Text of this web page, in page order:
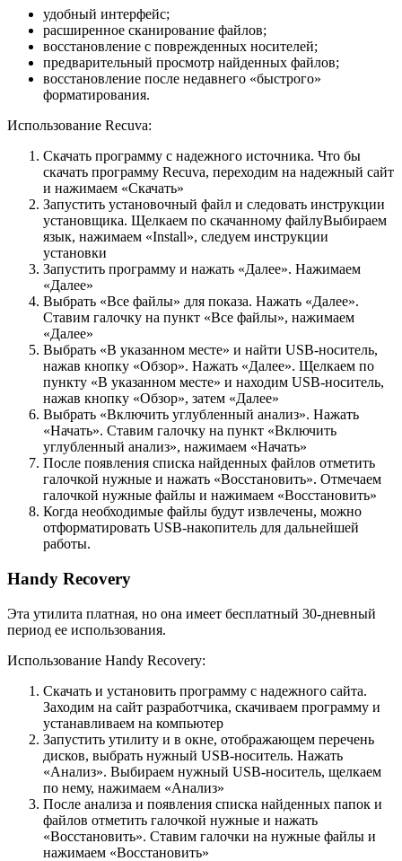
удобный интерфейс;
расширенное сканирование файлов;
восстановление с поврежденных носителей;
предварительный просмотр найденных файлов;
восстановление после недавнего «быстрого»
форматирования.
Использование Recuva:
Скачать программу с надежного источника. Что бы
скачать программу Recuva, переходим на надежный сайт
и нажимаем «Скачать»
Запустить установочный файл и следовать инструкции
установщика. Щелкаем по скачанному файлуВыбираем
язык, нажимаем «Install», следуем инструкции
установки
Запустить программу и нажать «Далее». Нажимаем
«Далее»
Выбрать «Все файлы» для показа. Нажать «Далее».
Ставим галочку на пункт «Все файлы», нажимаем
«Далее»
Выбрать «В указанном месте» и найти USB-носитель,
нажав кнопку «Обзор». Нажать «Далее». Щелкаем по
пункту «В указанном месте» и находим USB-носитель,
нажав кнопку «Обзор», затем «Далее»
Выбрать «Включить углубленный анализ». Нажать
«Начать». Ставим галочку на пункт «Включить
углубленный анализ», нажимаем «Начать»
После появления списка найденных файлов отметить
галочкой нужные и нажать «Восстановить». Отмечаем
галочкой нужные файлы и нажимаем «Восстановить»
Когда необходимые файлы будут извлечены, можно
отформатировать USB-накопитель для дальнейшей
работы.
Handy Recovery
Эта утилита платная, но она имеет бесплатный 30-дневный
период ее использования.
Использование Handy Recovery:
Скачать и установить программу с надежного сайта.
Заходим на сайт разработчика, скачиваем программу и
устанавливаем на компьютер
Запустить утилиту и в окне, отображающем перечень
дисков, выбрать нужный USB-носитель. Нажать
«Анализ». Выбираем нужный USB-носитель, щелкаем
по нему, нажимаем «Анализ»
После анализа и появления списка найденных папок и
файлов отметить галочкой нужные и нажать
«Восстановить». Ставим галочки на нужные файлы и
нажимаем «Восстановить»